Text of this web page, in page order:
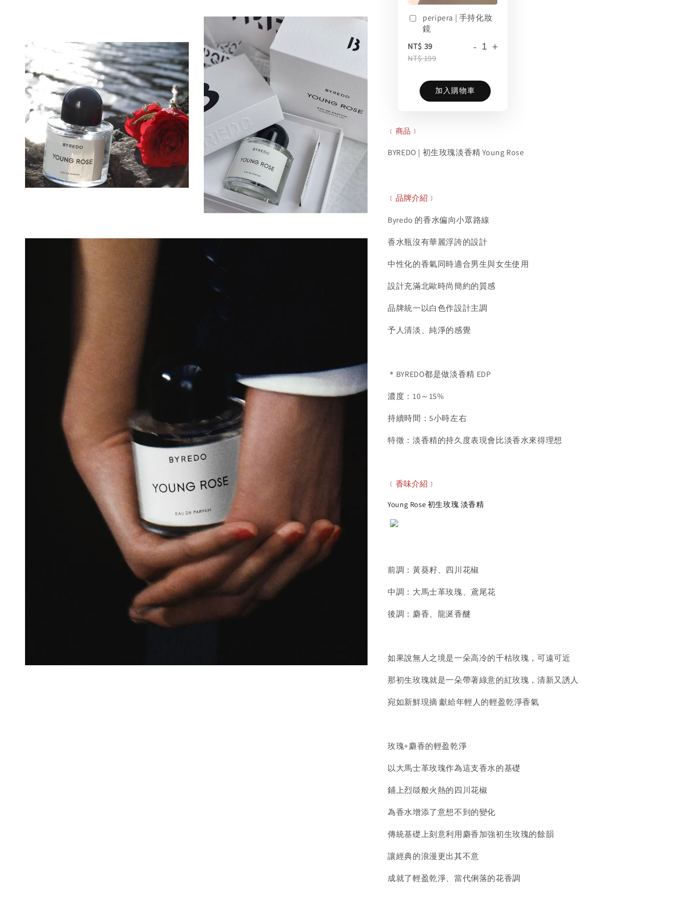
peripera | 手持化妝
鏡
NT$ 39
NT$ 199
- +
加入購物車
﹝商品﹞
BYREDO | 初生玫瑰淡香精 Young Rose
﹝品牌介紹﹞
Byredo 的香水偏向小眾路線
香水瓶沒有華麗浮誇的設計
中性化的香氣同時適合男生與女生使用
設計充滿北歐時尚簡約的質感
品牌統一以白色作設計主調
予人清淡、純淨的感覺
＊BYREDO都是做淡香精 EDP
濃度：10～15%
持續時間：5小時左右
特徵：淡香精的持久度表現會比淡香水來得理想
﹝香味介紹 ﹞
Young Rose 初生玫瑰 淡香精
前調：黃葵籽、四川花椒
中調：大馬士革玫瑰、鳶尾花
後調：麝香、龍涎香醚
如果說無人之境是一朵高冷的千枯玫瑰，可遠可近
那初生玫瑰就是一朵帶著綠意的紅玫瑰，清新又誘人
宛如新鮮現摘 獻給年輕人的輕盈乾淨香氣
玫瑰+麝香的輕盈乾淨
以大馬士革玫瑰作為這支香水的基礎
鋪上烈燄般火熱的四川花椒
為香水增添了意想不到的變化
傳統基礎上刻意利用麝香加強初生玫瑰的餘韻
讓經典的浪漫更出其不意
成就了輕盈乾淨、當代俐落的花香調